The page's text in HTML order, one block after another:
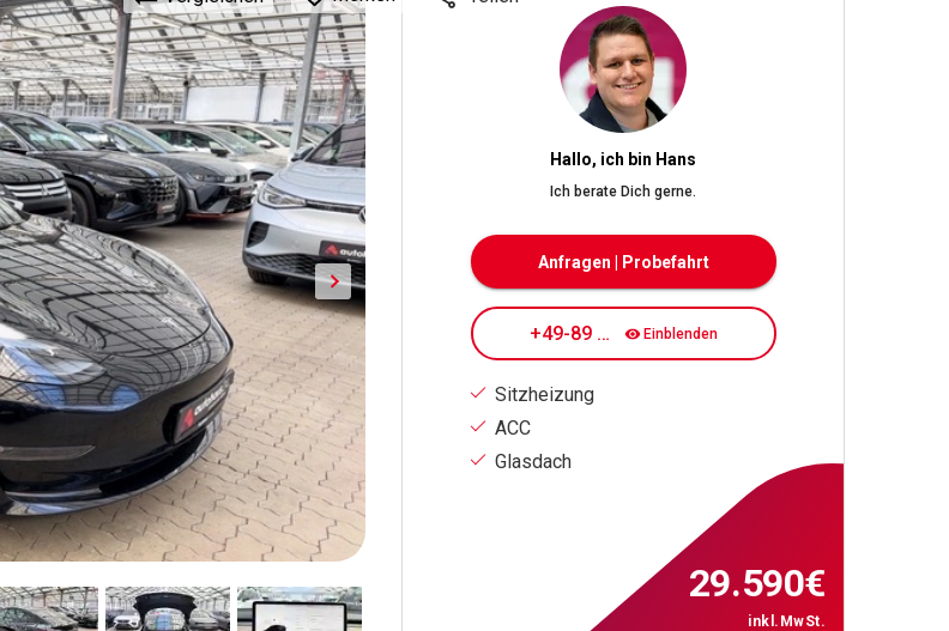
Hallo, ich bin Hans
Ich berate Dich gerne.
Anfragen | Probefahrt
+49-89 7080 84 177 Einblenden
Sitzheizung
ACC
Glasdach
29.590€
inkl.MwSt.